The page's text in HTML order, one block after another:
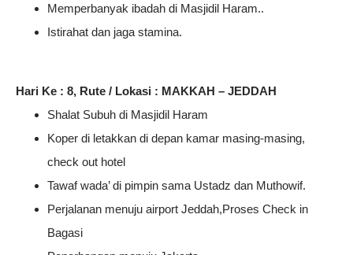
Memperbanyak ibadah di Masjidil Haram..
Istirahat dan jaga stamina.
Hari Ke : 8, Rute / Lokasi : MAKKAH – JEDDAH
Shalat Subuh di Masjidil Haram
Koper di letakkan di depan kamar masing-masing,
check out hotel
Tawaf wada’ di pimpin sama Ustadz dan Muthowif.
Perjalanan menuju airport Jeddah,Proses Check in
Bagasi